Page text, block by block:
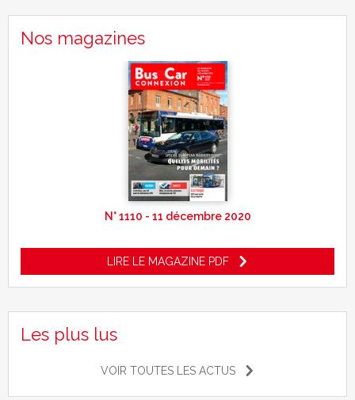
Nos magazines
N° 1110 - 11 décembre 2020
LIRE LE MAGAZINE PDF
Les plus lus
VOIR TOUTES LES ACTUS